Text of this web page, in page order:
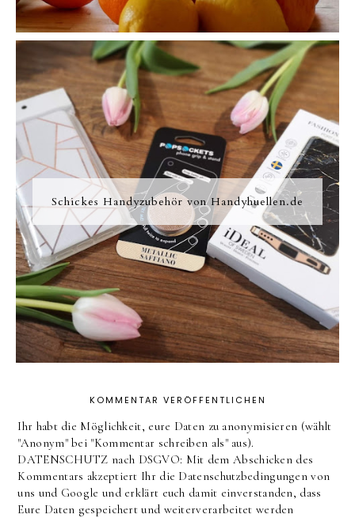
Schickes Handyzubehör von Handyhuellen.de
KOMMENTAR VERÖFFENTLICHEN
Ihr habt die Möglichkeit, eure Daten zu anonymisieren (wählt
"Anonym" bei "Kommentar schreiben als" aus).
DATENSCHUTZ nach DSGVO: Mit dem Abschicken des
Kommentars akzeptiert Ihr die Datenschutzbedingungen von
uns und Google und erklärt euch damit einverstanden, dass
Eure Daten gespeichert und weiterverarbeitet werden